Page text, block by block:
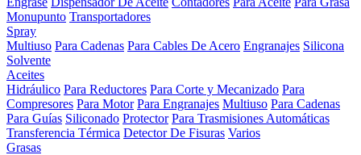
Monupunto Transportadores
Spray
Multiuso Para Cadenas Para Cables De Acero Engranajes Silicona
Solvente
Aceites
Hidráulico Para Reductores Para Corte y Mecanizado Para
Compresores Para Motor Para Engranajes Multiuso Para Cadenas
Para Guías Siliconado Protector Para Trasmisiones Automáticas
Transferencia Térmica Detector De Fisuras Varios
Grasas